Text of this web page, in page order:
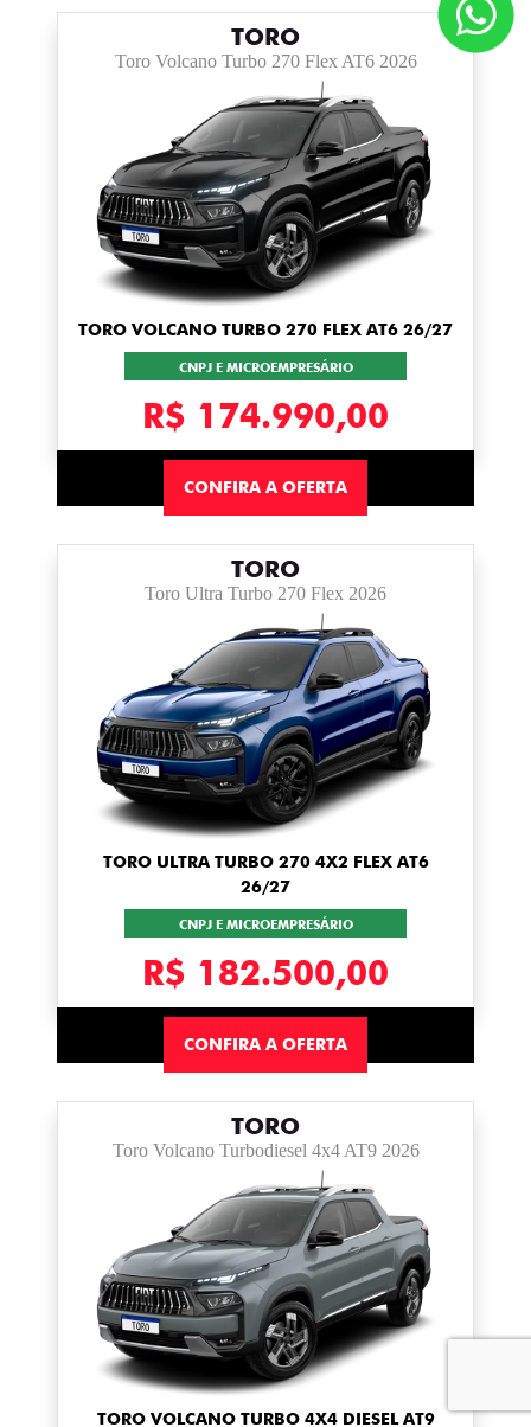
TORO
Toro Volcano Turbo 270 Flex AT6 2026
TORO VOLCANO TURBO 270 FLEX AT6 26/27
CNPJ E MICROEMPRESÁRIO
R$ 174.990,00
CONFIRA A OFERTA
TORO
Toro Ultra Turbo 270 Flex 2026
TORO ULTRA TURBO 270 4X2 FLEX AT6
26/27
CNPJ E MICROEMPRESÁRIO
R$ 182.500,00
CONFIRA A OFERTA
TORO
Toro Volcano Turbodiesel 4x4 AT9 2026
TORO VOLCANO TURBO 4X4 DIESEL AT9